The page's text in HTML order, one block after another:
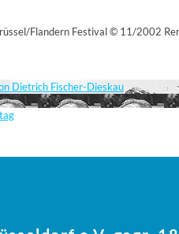
Flandern Festival © 11/2002
Dietrich Fischer-Dieskau